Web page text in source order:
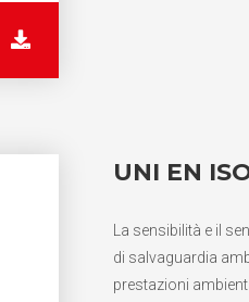
UNI EN
La sensibilità e il
di salvaguardia
prestazioni